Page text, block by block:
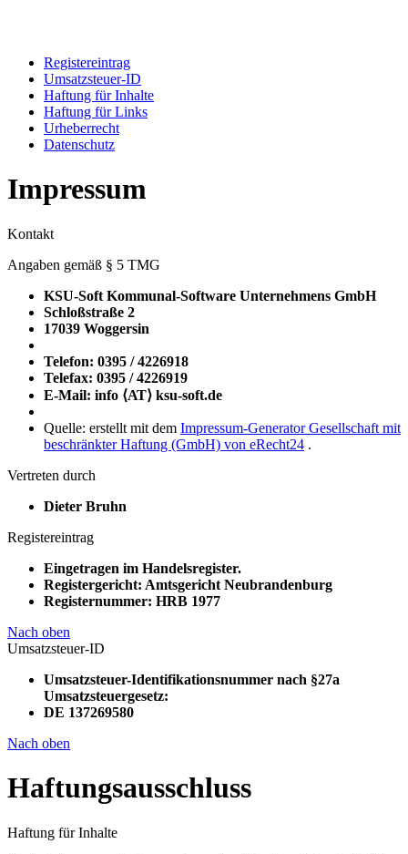
Registereintrag
Umsatzsteuer-ID
Haftung für Inhalte
Haftung für Links
Urheberrecht
Datenschutz
Impressum
Kontakt
Angaben gemäß § 5 TMG
KSU-Soft Kommunal-Software Unternehmens GmbH
Schloßstraße 2
17039 Woggersin
Telefon: 0395 / 4226918
Telefax: 0395 / 4226919
E-Mail: info ⟨ΑΤ⟩ ksu-soft.de
Quelle: erstellt mit dem Impressum-Generator Gesellschaft mit
beschränkter Haftung (GmbH) von eRecht24 .
Vertreten durch
Dieter Bruhn
Registereintrag
Eingetragen im Handelsregister.
Registergericht: Amtsgericht Neubrandenburg
Registernummer: HRB 1977
Nach oben
Umsatzsteuer-ID
Umsatzsteuer-Identifikationsnummer nach §27a
Umsatzsteuergesetz:
DE 137269580
Nach oben
Haftungsausschluss
Haftung für Inhalte